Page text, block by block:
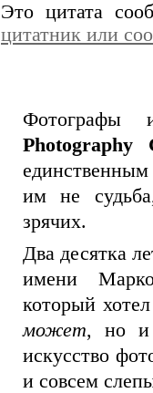
Это цитата
цитатник или
Фотографы
Photography
им не
зрячих.
Два десятка
имени
который
может, но
искусство
и совсем